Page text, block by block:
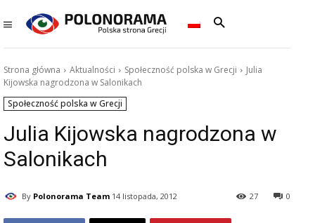
Strona główna Aktualności Społeczność polska w Grecji
Julia
Kijowska nagrodzona w Salonikach
Społeczność polska w Grecji
Julia Kijowska nagrodzona w
Salonikach
By Polonorama Team 14 listopada, 2012 0
27